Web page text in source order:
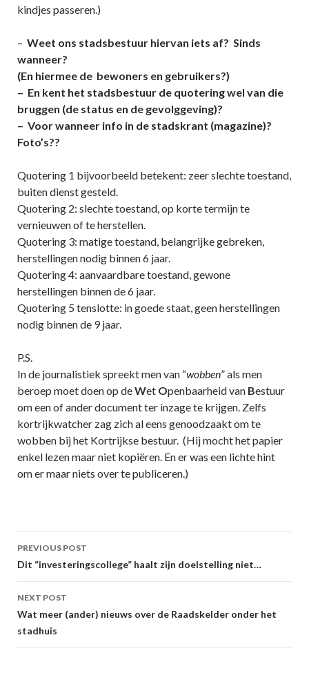
kindjes passeren.)
– Weet ons stadsbestuur hiervan iets af? Sinds
wanneer?
(En hiermee de bewoners en gebruikers?)
– En kent het stadsbestuur de quotering wel van die
bruggen (de status en de gevolggeving)?
– Voor wanneer info in de stadskrant (magazine)?
Foto’s??
Quotering 1 bijvoorbeeld betekent: zeer slechte toestand,
buiten dienst gesteld.
Quotering 2: slechte toestand, op korte termijn te
vernieuwen of te herstellen.
Quotering 3: matige toestand, belangrijke gebreken,
herstellingen nodig binnen 6 jaar.
Quotering 4: aanvaardbare toestand, gewone
herstellingen binnen de 6 jaar.
Quotering 5 tenslotte: in goede staat, geen herstellingen
nodig binnen de 9 jaar.
P.S.
In de journalistiek spreekt men van “wobben” als men
beroep moet doen op deWet Openbaarheid van Bestuur
om een of ander document ter inzage te krijgen. Zelfs
kortrijkwatcher zag zich al eens genoodzaakt om te
wobben bij het Kortrijkse bestuur. (Hij mocht het papier
enkel lezen maar niet kopiëren. En er was een lichte hint
om er maar niets over te publiceren.)
Post
navigation
PREVIOUS POST
Dit “investeringscollege” haalt zijn doelstelling niet…
NEXT POST
Wat meer (ander) nieuws over de Raadskelder onder het
stadhuis